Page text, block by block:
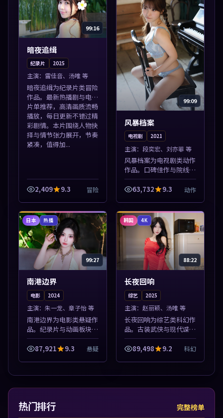
99:16
暗夜追缉
纪录片 2025
主演： 雷佳音、汤唯 等
暗夜追缉为纪录片类冒险
作品。最新热播剧与电影
片单推荐，高清画质流畅
播放，每日更新不错过精
彩剧情。本片围绕人物抉
择与情节张力展开，节奏
紧凑，值得加...
2,409 9.3 冒险
99:09
风暴档案
电视剧 2021
主演： 段奕宏、刘亦菲 等
风暴档案为电视剧类动作
作品。口碑佳作与院线热
映精选，高清免费在线资
源，多端适配随时观看。
得加入片单。
63,732 9.3 动作
日本 热播
99:27
南港边界
电影 2024
主演： 朱一龙、章子怡 等
南港边界为电影类悬疑作
品。纪录片与动画板块同
步更新，亚洲影视一站式
导览，支持关键词检索片
凑，值得加入片...
87,921 9.3 悬疑
韩国 4K
88:22
长夜回响
综艺 2025
主演： 赵丽颖、汤唯 等
长夜回响为综艺类科幻作
品。古装武侠与现代谍战
兼备，热播剧集连更，精
彩片花与正片同样清晰。
得加入片单。
89,498 9.2 科幻
热门排行 完整榜单